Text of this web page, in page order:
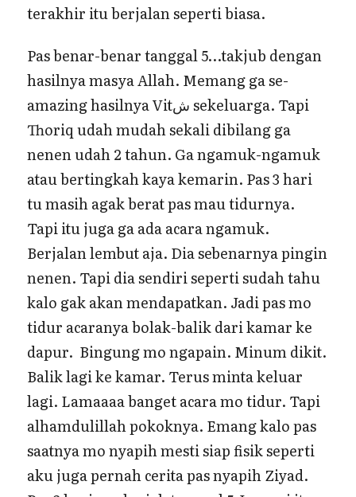
terakhir itu berjalan seperti biasa.
Pas benar-benar tanggal 5…takjub dengan
hasilnya masya Allah. Memang ga se-
amazing hasilnya Vitش sekeluarga. Tapi
Thoriq udah mudah sekali dibilang ga
nenen udah 2 tahun. Ga ngamuk-ngamuk
atau bertingkah kaya kemarin. Pas 3 hari
tu masih agak berat pas mau tidurnya.
Tapi itu juga ga ada acara ngamuk.
Berjalan lembut aja. Dia sebenarnya pingin
nenen. Tapi dia sendiri seperti sudah tahu
kalo gak akan mendapatkan. Jadi pas mo
tidur acaranya bolak-balik dari kamar ke
dapur. Bingung mo ngapain. Minum dikit.
Balik lagi ke kamar. Terus minta keluar
lagi. Lamaaaa banget acara mo tidur. Tapi
alhamdulillah pokoknya. Emang kalo pas
saatnya mo nyapih mesti siap fisik seperti
aku juga pernah cerita pas nyapih Ziyad.